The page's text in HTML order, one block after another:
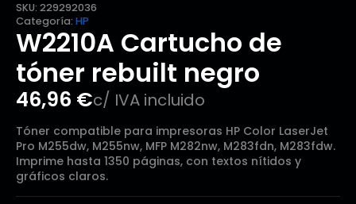
SKU: 229292036
Categoría: HP
W2210A Cartucho de
tóner rebuilt negro
46,96 €c/ IVA incluido
Tóner compatible para impresoras HP Color LaserJet
Pro M255dw, M255nw, MFP M282nw, M283fdn, M283fdw.
Imprime hasta 1350 páginas, con textos nítidos y
gráficos claros.